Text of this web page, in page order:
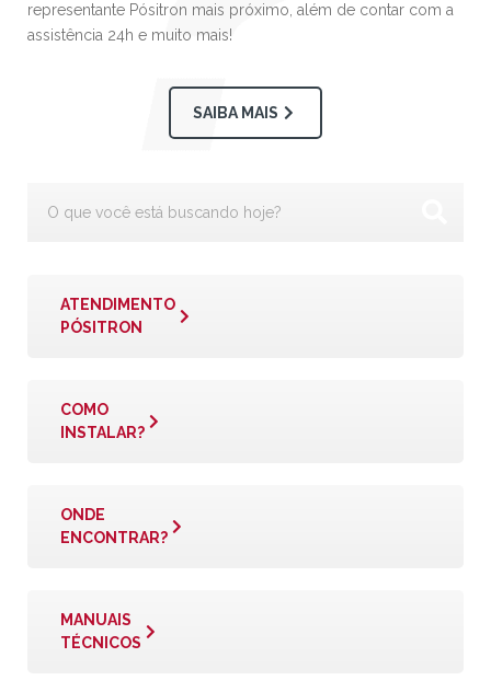
representante Pósitron mais próximo, além de contar com a
assistência 24h e muito mais!
SAIBA MAIS
ATENDIMENTO
PÓSITRON
COMO
INSTALAR?
ONDE
ENCONTRAR?
MANUAIS
TÉCNICOS